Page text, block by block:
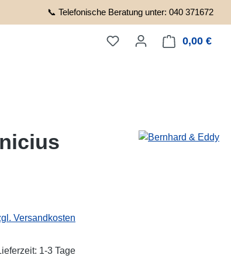
📞 Telefonische Beratung unter: 040 371672
0,00 €
Versandkosten
1-3 Tage